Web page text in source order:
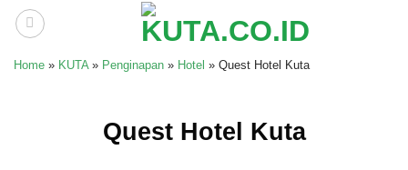
Skip
Home » KUTA» Penginapan » Hotel » Quest Hotel Kuta
Quest Hotel Kuta